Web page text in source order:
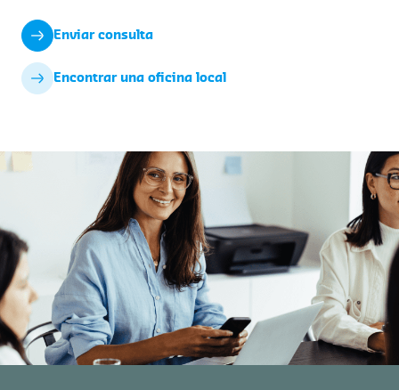
Enviar consulta
Encontrar una oficina local